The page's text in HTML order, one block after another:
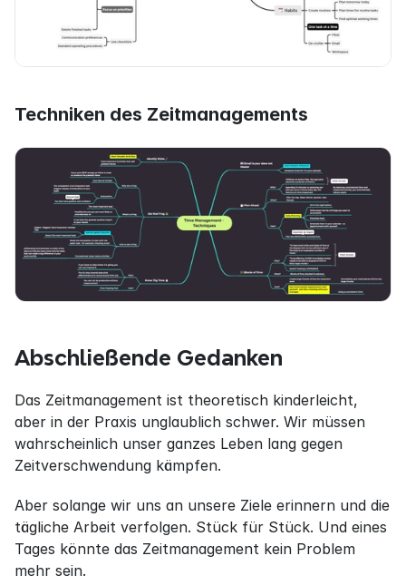
Techniken des Zeitmanagements
Abschließende Gedanken
Das Zeitmanagement ist theoretisch kinderleicht,
aber in der Praxis unglaublich schwer. Wir müssen
wahrscheinlich unser ganzes Leben lang gegen
Zeitverschwendung kämpfen.
Aber solange wir uns an unsere Ziele erinnern und die
tägliche Arbeit verfolgen. Stück für Stück. Und eines
Tages könnte das Zeitmanagement kein Problem
mehr sein.